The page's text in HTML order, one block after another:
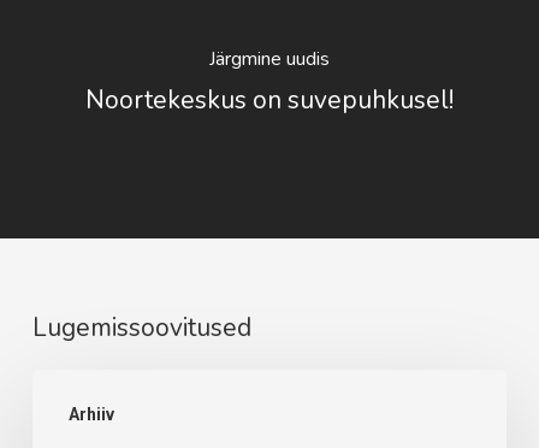
Järgmine uudis
Noortekeskus on suvepuhkusel!
Lugemissoovitused
Arhiiv
tegevused